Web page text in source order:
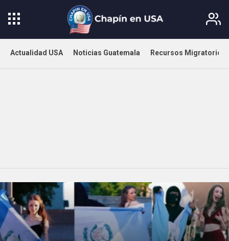
Actualidad USA Noticias Guatemala Recursos Migratorios